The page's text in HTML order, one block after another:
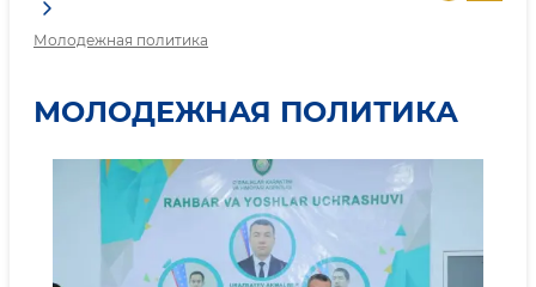
Молодежная политика
МОЛОДЕЖНАЯ ПОЛИТИКА